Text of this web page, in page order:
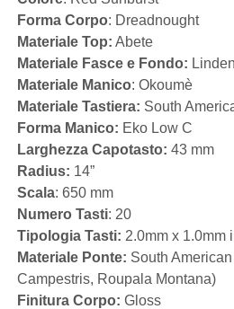
Forma Corpo: Dreadnought
Materiale Top: Abete
Materiale Fasce e Fondo: Linden
Materiale Manico: Okoumè
Materiale Tastiera: South
Forma Manico: Eko Low C
Larghezza Capotasto: 43 mm
Radius: 14”
Scala: 650 mm
Numero Tasti: 20
Tipologia Tasti: 2.0mm x 1.0mm
Materiale Ponte: South
Campestris, Roupala Montana)
Finitura Corpo: Gloss